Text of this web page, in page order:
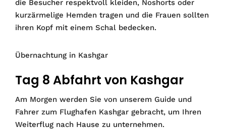
die Besucher respektvoll kleiden, Noshorts oder
kurzärmelige Hemden tragen und die Frauen sollten
ihren Kopf mit einem Schal bedecken.
Übernachtung in Kashgar
Tag 8 Abfahrt von Kashgar
Am Morgen werden Sie von unserem Guide und
Fahrer zum Flughafen Kashgar gebracht, um Ihren
Weiterflug nach Hause zu unternehmen.